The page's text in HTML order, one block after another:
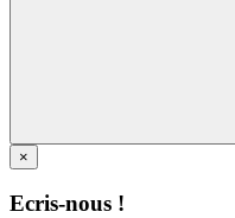
×
Ecris-nous !